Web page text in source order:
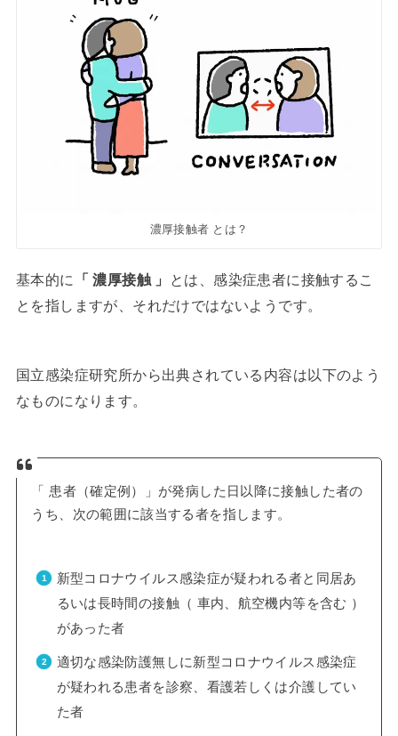
濃厚接触者 とは？
基本的に 「 濃厚接触 」
とは、感染症患者に接触するこ
とを指しますが、それだけではないようです。
国立感染症研究所から出典されている内容は以下のよう
なものになります。
「 患者（確定例）」が発病した日以降に接触した者の
うち、次の範囲に該当する者を指します。
新型コロナウイルス感染症が疑われる者と同居あ
るいは長時間の接触（ 車内、航空機内等を含む ）
があった者
適切な感染防護無しに新型コロナウイルス感染症
が疑われる患者を診察、看護若しくは介護してい
た者